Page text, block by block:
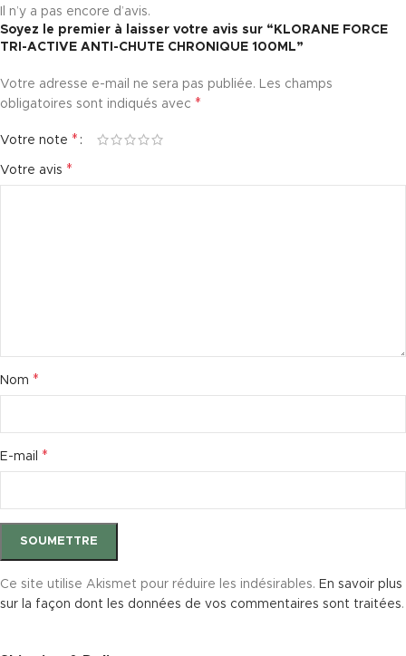
Il n’y a pas encore d’avis.
Soyez le premier à laisser votre avis sur “KLORANE FORCE
TRI-ACTIVE ANTI-CHUTE CHRONIQUE 100ML”
Votre adresse e-mail ne sera pas publiée. Les champs
obligatoires sont indiqués avec *
Votre note *
Votre avis *
Nom *
E-mail *
Ce site utilise Akismet pour réduire les indésirables. En savoir plus
sur la façon dont les données de vos commentaires sont traitées.